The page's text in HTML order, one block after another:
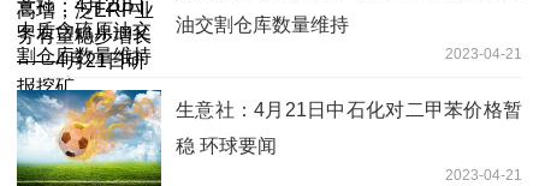
油交割仓库数量维持
2023-04-21
生意社：4月21日中石化对二甲苯价格暂
稳 环球要闻
2023-04-21